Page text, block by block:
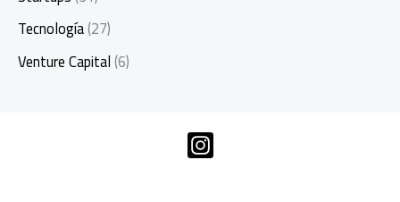
Tecnología(27)
Venture Capital(6)